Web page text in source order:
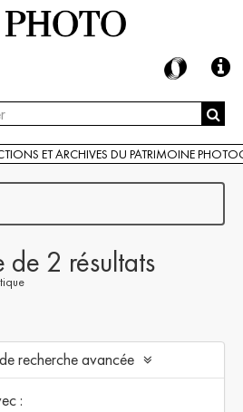
ET ARCHIVES DU PATRIMOINE
2 résultats
recherche avancée
: